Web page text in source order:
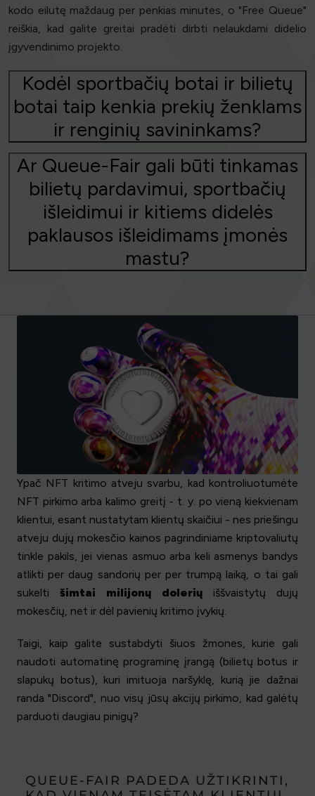
kodo eilutę maždaug per penkias minutes, o "Free Queue"
reiškia, kad galite greitai pradėti dirbti nelaukdami didelio
įgyvendinimo projekto.
Kodėl sportbačių botai ir bilietų
botai taip kenkia prekių ženklams
ir renginių savininkams?
Ar Queue-Fair gali būti tinkamas
bilietų pardavimui, sportbačių
išleidimui ir kitiems didelės
paklausos išleidimams įmonės
mastu?
Ypač NFT kritimo atveju svarbu, kad kontroliuotumėte
NFT pirkimo arba kalimo greitį - t. y. po vieną kiekvienam
klientui, esant nustatytam klientų skaičiui - nes priešingu
atveju dujų mokesčio kainos pagrindiniame kriptovaliutų
tinkle pakils, jei vienas asmuo arba keli asmenys bandys
atlikti per daug sandorių per per trumpą laiką, o tai gali
sukelti šimtai milijonų dolerių iššvaistytų dujų
mokesčių, net ir dėl pavienių kritimo įvykių.
Taigi, kaip galite sustabdyti šiuos žmones, kurie gali
naudoti automatinę programinę įrangą (bilietų botus ir
slapukų botus), kuri imituoja naršyklę, kurią jie dažnai
randa "Discord", nuo visų jūsų akcijų pirkimo, kad galėtų
parduoti daugiau pinigų?
QUEUE-FAIR PADEDA UŽTIKRINTI,